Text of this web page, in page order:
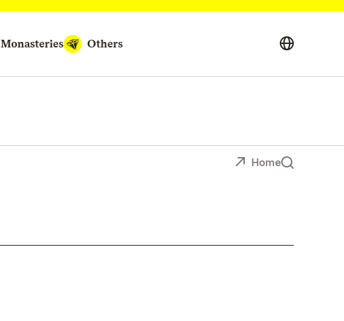
Monasteries Others
Home